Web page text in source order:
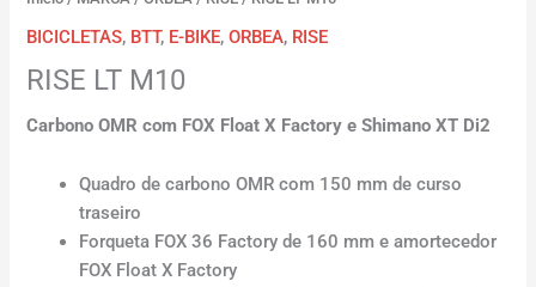
BICICLETAS, BTT, E-BIKE,ORBEA, RISE
RISE LT M10
Carbono OMR com FOX Float X Factory e Shimano XT Di2
Quadro de carbono OMR com 150 mm de curso
traseiro
Forqueta FOX 36 Factory de 160 mm e amortecedor
FOX Float X Factory